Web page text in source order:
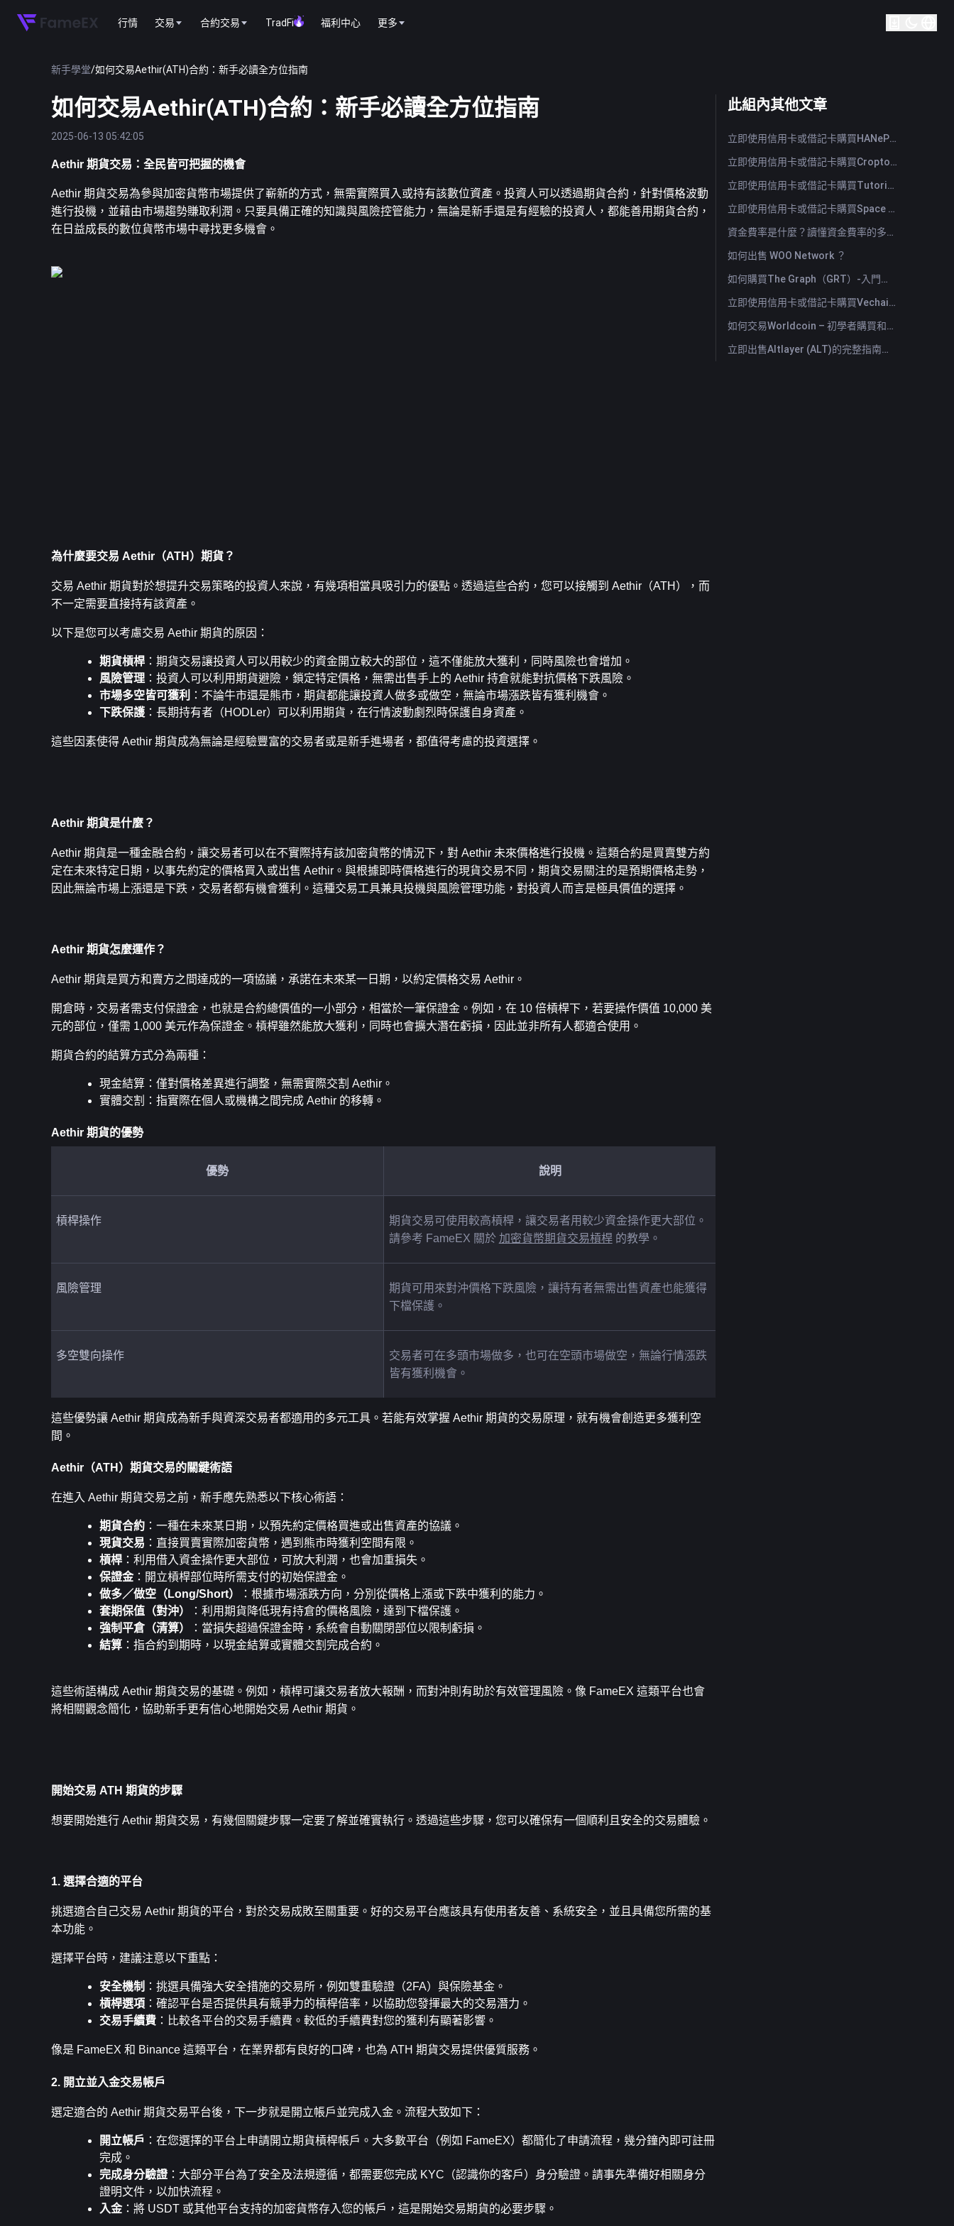
行情 交易 合約交易 TradFi 福利中心 更多
新手學堂/如何交易Aethir(ATH)合約：新手必讀全方位指南
如何交易Aethir(ATH)合約：新手必讀全方位指南
2025-06-13 05:42:05
Aethir 期貨交易：全民皆可把握的機會
Aethir 期貨交易為參與加密貨幣市場提供了嶄新的方式，無需實際買入或持有該數位資產。投資人可以透過期貨合約，針對價格波動
進行投機，並藉由市場趨勢賺取利潤。只要具備正確的知識與風險控管能力，無論是新手還是有經驗的投資人，都能善用期貨合約，
在日益成長的數位貨幣市場中尋找更多機會。
為什麼要交易 Aethir（ATH）期貨？
交易 Aethir 期貨對於想提升交易策略的投資人來說，有幾項相當具吸引力的優點。透過這些合約，您可以接觸到 Aethir（ATH），而
不一定需要直接持有該資產。
以下是您可以考慮交易 Aethir 期貨的原因：
期貨槓桿 ：期貨交易讓投資人可以用較少的資金開立較大的部位，這不僅能放大獲利，同時風險也會增加。
風險管理 ：投資人可以利用期貨避險，鎖定特定價格，無需出售手上的 Aethir 持倉就能對抗價格下跌風險。
市場多空皆可獲利
：不論牛市還是熊市，期貨都能讓投資人做多或做空，無論市場漲跌皆有獲利機會。
下跌保護 ：長期持有者（HODLer）可以利用期貨，在行情波動劇烈時保護自身資產。
這些因素使得 Aethir 期貨成為無論是經驗豐富的交易者或是新手進場者，都值得考慮的投資選擇。
Aethir 期貨是什麼？
Aethir 期貨是一種金融合約，讓交易者可以在不實際持有該加密貨幣的情況下，對 Aethir 未來價格進行投機。這類合約是買賣雙方約
定在未來特定日期，以事先約定的價格買入或出售 Aethir。與根據即時價格進行的現貨交易不同，期貨交易關注的是預期價格走勢，
因此無論市場上漲還是下跌，交易者都有機會獲利。這種交易工具兼具投機與風險管理功能，對投資人而言是極具價值的選擇。
Aethir 期貨怎麼運作？
Aethir 期貨是買方和賣方之間達成的一項協議，承諾在未來某一日期，以約定價格交易 Aethir。
開倉時，交易者需支付保證金，也就是合約總價值的一小部分，相當於一筆保證金。例如，在 10 倍槓桿下，若要操作價值 10,000 美
元的部位，僅需 1,000 美元作為保證金。槓桿雖然能放大獲利，同時也會擴大潛在虧損，因此並非所有人都適合使用。
期貨合約的結算方式分為兩種：
現金結算：僅對價格差異進行調整，無需實際交割 Aethir。
實體交割：指實際在個人或機構之間完成 Aethir 的移轉。
Aethir 期貨的優勢
優勢 說明
槓桿操作
期貨交易可使用較高槓桿，讓交易者用較少資金操作更大部位。
請參考 FameEX 關於 加密貨幣期貨交易槓桿 的教學。
風險管理
期貨可用來對沖價格下跌風險，讓持有者無需出售資產也能獲得
下檔保護。
多空雙向操作
交易者可在多頭市場做多，也可在空頭市場做空，無論行情漲跌
皆有獲利機會。
這些優勢讓 Aethir 期貨成為新手與資深交易者都適用的多元工具。若能有效掌握 Aethir 期貨的交易原理，就有機會創造更多獲利空
間。
Aethir（ATH）期貨交易的關鍵術語
在進入 Aethir 期貨交易之前，新手應先熟悉以下核心術語：
期貨合約 ：一種在未來某日期，以預先約定價格買進或出售資產的協議。
現貨交易 ：直接買賣實際加密貨幣，遇到熊市時獲利空間有限。
槓桿 ：利用借入資金操作更大部位，可放大利潤，也會加重損失。
保證金：開立槓桿部位時所需支付的初始保證金。
做多／做空（Long/Short）
：根據市場漲跌方向，分別從價格上漲或下跌中獲利的能力。
套期保值（對沖）
：利用期貨降低現有持倉的價格風險，達到下檔保護。
強制平倉（清算）
：當損失超過保證金時，系統會自動關閉部位以限制虧損。
結算 ：指合約到期時，以現金結算或實體交割完成合約。
這些術語構成 Aethir 期貨交易的基礎。例如，槓桿可讓交易者放大報酬，而對沖則有助於有效管理風險。像 FameEX 這類平台也會
將相關觀念簡化，協助新手更有信心地開始交易 Aethir 期貨。
開始交易 ATH 期貨的步驟
想要開始進行 Aethir 期貨交易，有幾個關鍵步驟一定要了解並確實執行。透過這些步驟，您可以確保有一個順利且安全的交易體驗。
1. 選擇合適的平台
挑選適合自己交易 Aethir 期貨的平台，對於交易成敗至關重要。好的交易平台應該具有使用者友善、系統安全，並且具備您所需的基
本功能。
選擇平台時，建議注意以下重點：
安全機制 ：挑選具備強大安全措施的交易所，例如雙重驗證（2FA）與保險基金。
槓桿選項 ：確認平台是否提供具有競爭力的槓桿倍率，以協助您發揮最大的交易潛力。
交易手續費 ：比較各平台的交易手續費。較低的手續費對您的獲利有顯著影響。
像是 FameEX 和 Binance 這類平台，在業界都有良好的口碑，也為 ATH 期貨交易提供優質服務。
2. 開立並入金交易帳戶
選定適合的 Aethir 期貨交易平台後，下一步就是開立帳戶並完成入金。流程大致如下：
開立帳戶 ：在您選擇的平台上申請開立期貨槓桿帳戶。大多數平台（例如 FameEX）都簡化了申請流程，幾分鐘內即可註冊
完成。
完成身分驗證 ：大部分平台為了安全及法規遵循，都需要您完成 KYC（認識你的客戶）身分驗證。請事先準備好相關身分
證明文件，以加快流程。
入金：將 USDT 或其他平台支持的加密貨幣存入您的帳戶，這是開始交易期貨的必要步驟。
此組內其他文章
立即使用信用卡或借記卡購買HANePlatform (HANEP)
立即使用信用卡或借記卡購買Cropto Wheat Token (CROW)
立即使用信用卡或借記卡購買Tutorial (TUT)
立即使用信用卡或借記卡購買Space ID (ID)
資金費率是什麼？讀懂資金費率的多空訊號與常見誤用
如何出售 WOO Network ？
如何購買The Graph（GRT）-入門指南
立即使用信用卡或借記卡購買Vechain (VET)
如何交易Worldcoin – 初學者購買和出售WLD的指南與技巧
立即出售Altlayer (ALT)的完整指南：快速出售Altlayer的方法